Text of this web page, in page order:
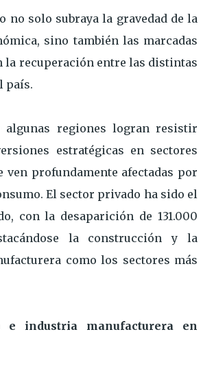
no solo subraya la gravedad de la
sino también las marcadas
la recuperación entre las distintas
país.
algunas regiones logran resistir
estratégicas en sectores
ven profundamente afectadas por
El sector privado ha sido el
con la desaparición de 131.000
la construcción y la
como los sectores más
e industria manufacturera en